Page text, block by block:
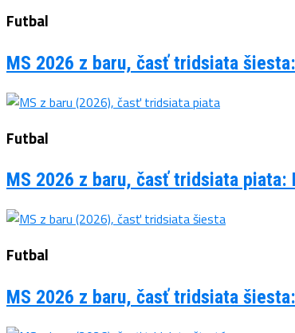
Futbal
MS 2026 z baru, časť tridsiata
Futbal
MS 2026 z baru, časť tridsiata piata:
Futbal
MS 2026 z baru, časť tridsiata